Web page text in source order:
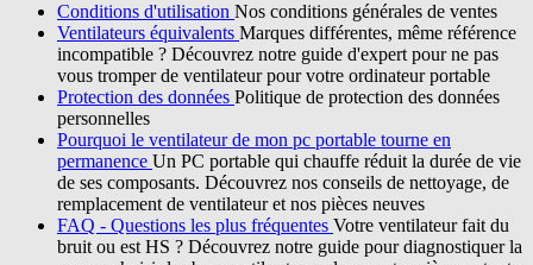
Conditions d'utilisation Nos conditions générales de ventes
Ventilateurs équivalents Marques différentes, même référence
incompatible ? Découvrez notre guide d'expert pour ne pas
vous tromper de ventilateur pour votre ordinateur portable
Protection des données Politique de protection des données
personnelles
Pourquoi le ventilateur de mon pc portable tourne en
permanence Un PC portable qui chauffe réduit la durée de vie
de ses composants. Découvrez nos conseils de nettoyage, de
remplacement de ventilateur et nos pièces neuves
FAQ - Questions les plus fréquentes Votre ventilateur fait du
bruit ou est HS ? Découvrez notre guide pour diagnostiquer la